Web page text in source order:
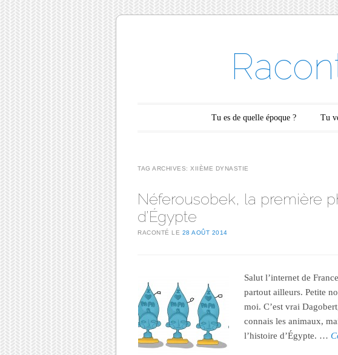
Main menuTu es de quelle époque ? Tu
TAG ARCHIVES: XIIÈME DYNASTIE
Néferousobek, la première
d’Égypte
RACONTÉ LE 28 AOÛT 2014
Salut l’internet de
partout ailleurs. Petite
moi. C’est vrai
connais les animaux,
l’histoire d’Égypte. …